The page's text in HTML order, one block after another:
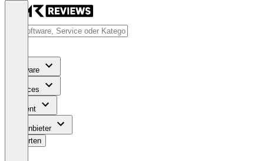
Software
Services
Content
Für Anbieter
Bewerten